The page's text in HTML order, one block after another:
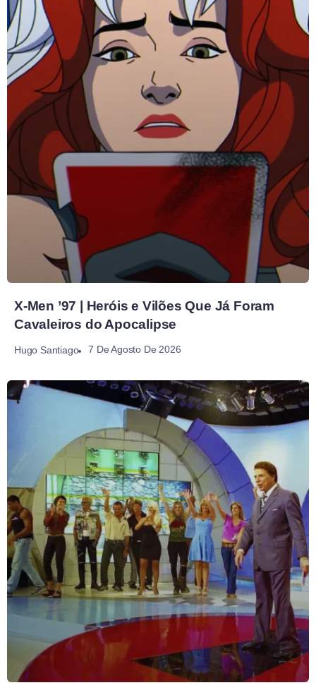
X-Men ’97 | Heróis e Vilões Que Já Foram
Cavaleiros do Apocalipse
Hugo Santiago 7 De Agosto De 2026